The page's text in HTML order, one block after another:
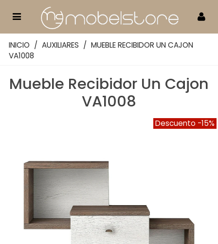
INICIO / AUXILIARES / MUEBLE RECIBIDOR UN CAJON
VA1008
Mueble Recibidor Un Cajon
VA1008
Descuento -15%